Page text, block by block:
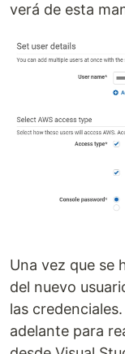
verá de esta
Una vez que se
del nuevo
las
adelante para